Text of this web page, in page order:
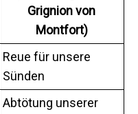
Grignion von
Montfort)
Reue für unsere
Sünden
Abtötung unserer